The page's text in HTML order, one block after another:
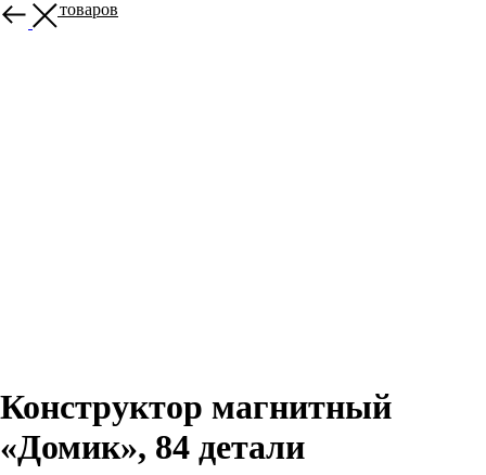
Больше товаров
Конструктор магнитный
«Домик», 84 детали